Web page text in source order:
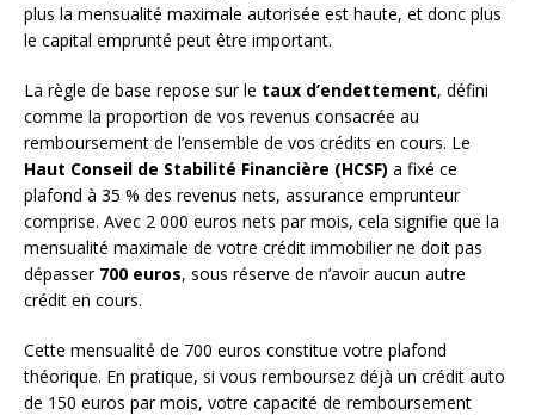
plus la mensualité maximale autorisée est haute, et donc plus
le capital emprunté peut être important.
La règle de base repose sur le taux d’endettement, défini
comme la proportion de vos revenus consacrée au
remboursement de l’ensemble de vos crédits en cours. Le
Haut Conseil de Stabilité Financière (HCSF) a fixé ce
plafond à 35 % des revenus nets, assurance emprunteur
comprise. Avec 2 000 euros nets par mois, cela signifie que la
mensualité maximale de votre crédit immobilier ne doit pas
dépasser 700 euros, sous réserve de n’avoir aucun autre
crédit en cours.
Cette mensualité de 700 euros constitue votre plafond
théorique. En pratique, si vous remboursez déjà un crédit auto
de 150 euros par mois, votre capacité de remboursement